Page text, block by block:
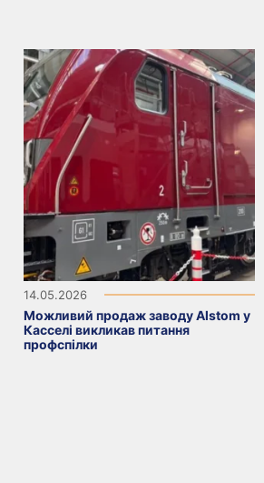
14.05.2026
Можливий продаж заводу Alstom у
Касселі викликав питання
профспілки